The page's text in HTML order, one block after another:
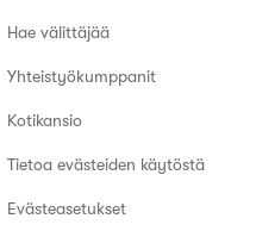
Hae välittäjää
Yhteistyökumppanit
Kotikansio
Tietoa evästeiden käytöstä
Evästeasetukset